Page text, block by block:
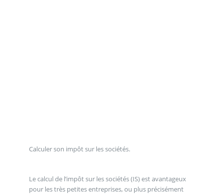
Calculer son impôt sur les sociétés.
Le calcul de l’impôt sur les sociétés (IS) est avantageux
pour les très petites entreprises, ou plus précisément